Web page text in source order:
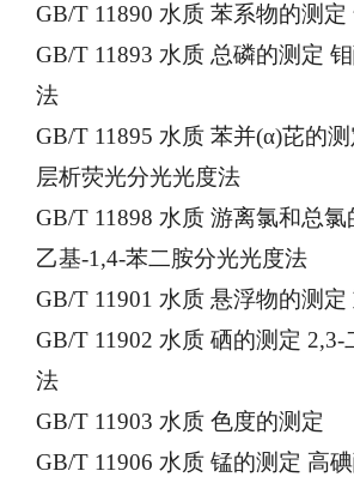
GB/T 11890 水质 苯系物的测
GB/T 11893 水质 总磷的测定
法
GB/T 11895 水质 苯并(α)芘的
层析荧光分光光度法
GB/T 11898 水质 游离氯和总
乙基-1,4-苯二胺分光光度法
GB/T 11901 水质 悬浮物的测定
GB/T 11902 水质 硒的测定
法
GB/T 11903 水质 色度的测定
GB/T 11906 水质 锰的测定 高